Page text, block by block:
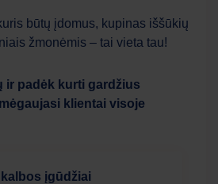
būtų įdomus, kupinas iššūkių
žmonėmis – tai vieta tau!
ir padėk kurti gardžius
klientai visoje
įgūdžiai